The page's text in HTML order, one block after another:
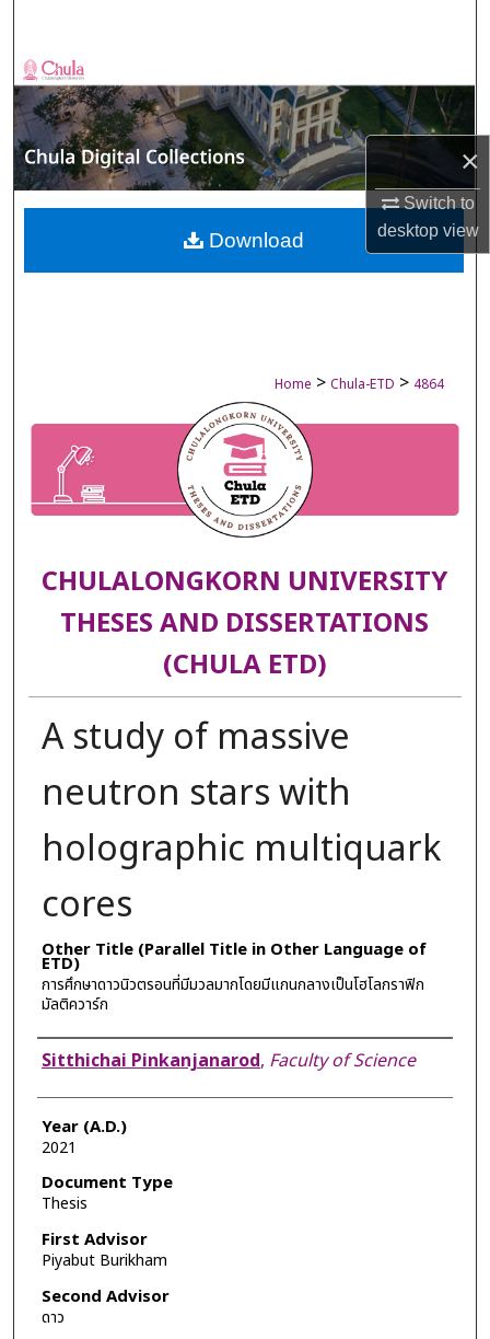
×
Switch to
desktopview
Browse Collections
My Account
About
Digital Commons Network™
Home > Chula-ETD > 4864
CHULALONGKORN UNIVERSITY
THESES AND DISSERTATIONS
(CHULA ETD)
A study of massive
neutron stars with
holographic multiquark
cores
Other Title (Parallel Title in Other Language of
ETD)
การศึกษาดาวนิวตรอนที่มีมวลมากโดยมีแกนกลางเป็นโฮโลกราฟิก
มัลติควาร์ก
Author
Sitthichai Pinkanjanarod, Faculty of Science
Year (A.D.)
2021
Document Type
Thesis
First Advisor
Piyabut Burikham
Second Advisor
ดาว
Download